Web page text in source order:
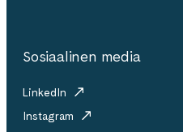
Sosiaalinen media
LinkedIn
Instagram